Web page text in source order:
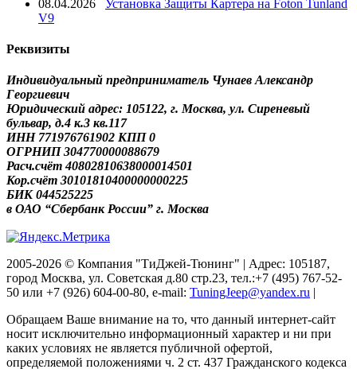
08.04.2026
Установка Защиты Картера на Foton Tunland
V9
Реквизиты
Индивидуальный предприниматель Чунаев Александр
Георгиевич
Юридический адрес: 105122, г. Москва, ул. Сиреневый
бульвар, д.4 к.3 кв.117
ИНН 771976761902 КПП 0
ОГРНИП 304770000088679
Расч.счёт 40802810638000014501
Кор.счёт 30101810400000000225
БИК 044525225
в ОАО “Сбербанк России” г. Москва
2005-2026 © Компания "ТиДжей-Тюнинг" | Адрес: 105187,
город Москва, ул. Советская д.80 стр.23, тел.:+7 (495) 767-52-
50 или +7 (926) 604-00-80, e-mail: TuningJeep@yandex.ru |
Обращаем Ваше внимание на то, что данный интернет-сайт
носит исключительно информационный характер и ни при
каких условиях не является публичной офертой,
определяемой положениями ч. 2 ст. 437 Гражданского кодекса